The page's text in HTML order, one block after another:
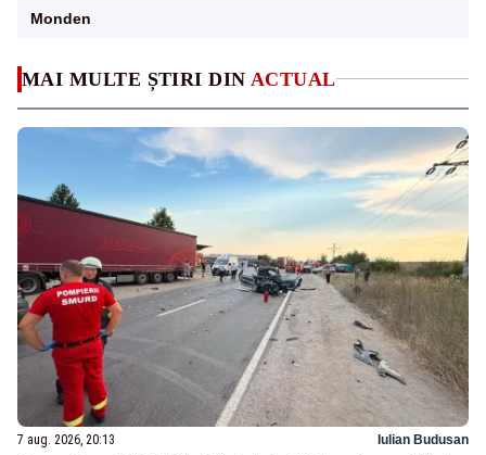
MAI MULTE ȘTIRI DIN ACTUAL
7 aug. 2026, 20:13 Iulian Budusan
Monden